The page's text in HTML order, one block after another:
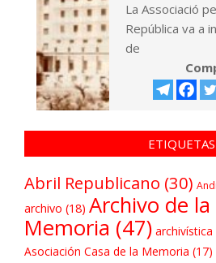
La Associació
República va a
de
ETIQUETAS
Abril Republicano (30)
archivo (18) Archivo de la
Memoria (47) archivística
Asociación Casa de la Memoria (17)